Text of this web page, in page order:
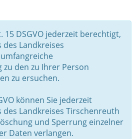
15 DSGVO jederzeit berechtigt,
Landkreises
den zu Ihrer Person
zu ersuchen.
können Sie jederzeit
des Landkreises Tirschenreuth
und Sperrung einzelner
Daten verlangen.